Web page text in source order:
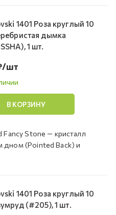
1401 Роза круглый 10
дымка
1 шт.
/шт
В КОРЗИНУ
Fancy Stone — кристалл
дном (Pointed Back) и
1401 Роза круглый 10
(#205), 1 шт.